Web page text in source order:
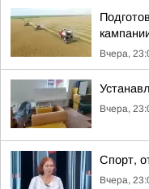
Вчера,
Вчера,
Спорт,
Вчера,